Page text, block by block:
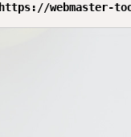
https://webmaster-